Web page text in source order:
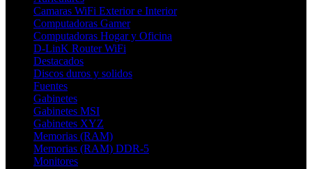
Camaras WiFi Exterior e Interior
Computadoras Gamer
Computadoras Hogar y Oficina
D-LinK Router WiFi
Destacados
Discos duros y solidos
Fuentes
Gabinetes
Gabinetes MSI
Gabinetes XYZ
Memorias (RAM)
Memorias (RAM) DDR-5
Monitores